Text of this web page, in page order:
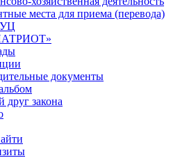
места для приема (перевода)
УЦ
документы
закона